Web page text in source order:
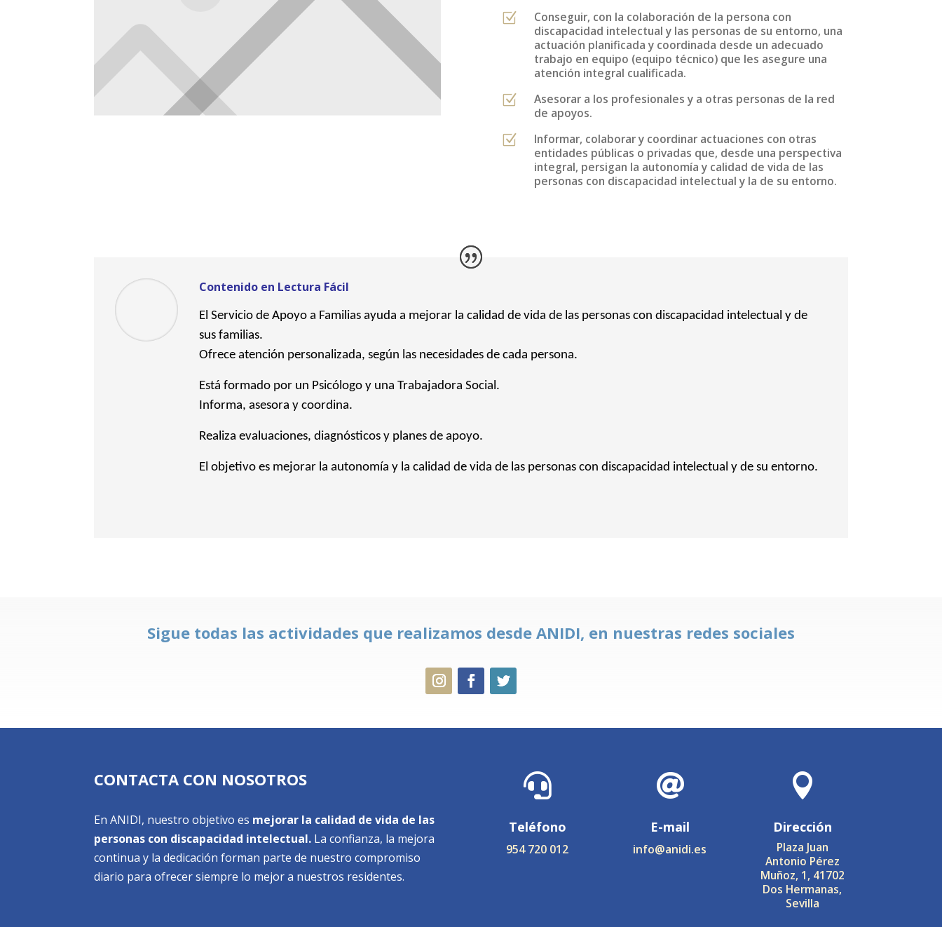
Z
Conseguir, con la colaboración de la persona con
discapacidad intelectual y las personas de su entorno, una
actuación planificada y coordinada desde un adecuado
trabajo en equipo (equipo técnico) que les asegure una
atención integral cualificada.
Z
Asesorar a los profesionales y a otras personas de la red
de apoyos.
Z
Informar, colaborar y coordinar actuaciones con otras
entidades públicas o privadas que, desde una perspectiva
integral, persigan la autonomía y calidad de vida de las
personas con discapacidad intelectual y la de su entorno.
Contenido en Lectura Fácil
El Servicio de Apoyo a Familias ayuda a mejorar la calidad de vida de las personas con discapacidad intelectual y de
sus familias.
Ofrece atención personalizada, según las necesidades de cada persona.
Está formado por un Psicólogo y una Trabajadora Social.
Informa, asesora y coordina.
Realiza evaluaciones, diagnósticos y planes de apoyo.
El objetivo es mejorar la autonomía y la calidad de vida de las personas con discapacidad intelectual y de su entorno.
Sigue todas las actividades que realizamos desde ANIDI, en nuestras redes sociales
CONTACTA CON NOSOTROS
En ANIDI, nuestro objetivo es mejorar la calidad de vida de las
personas con discapacidad intelectual. La confianza, la mejora
continua y la dedicación forman parte de nuestro compromiso
diario para ofrecer siempre lo mejor a nuestros residentes.

Teléfono
954 720 012

E-mail
info@anidi.es

Dirección
Plaza Juan
Antonio Pérez
Muñoz, 1, 41702
Dos Hermanas,
Sevilla